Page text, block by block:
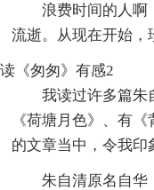
浪费时间的人啊
流逝。从现在开始，
读《匆匆》有感2
我读过许多篇朱
《荷塘月色》、有
的文章当中，令我印
朱自清原名自华